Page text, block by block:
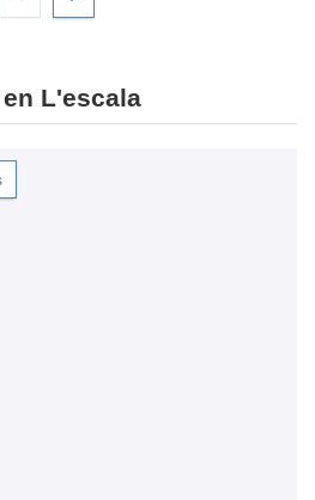
L'escala